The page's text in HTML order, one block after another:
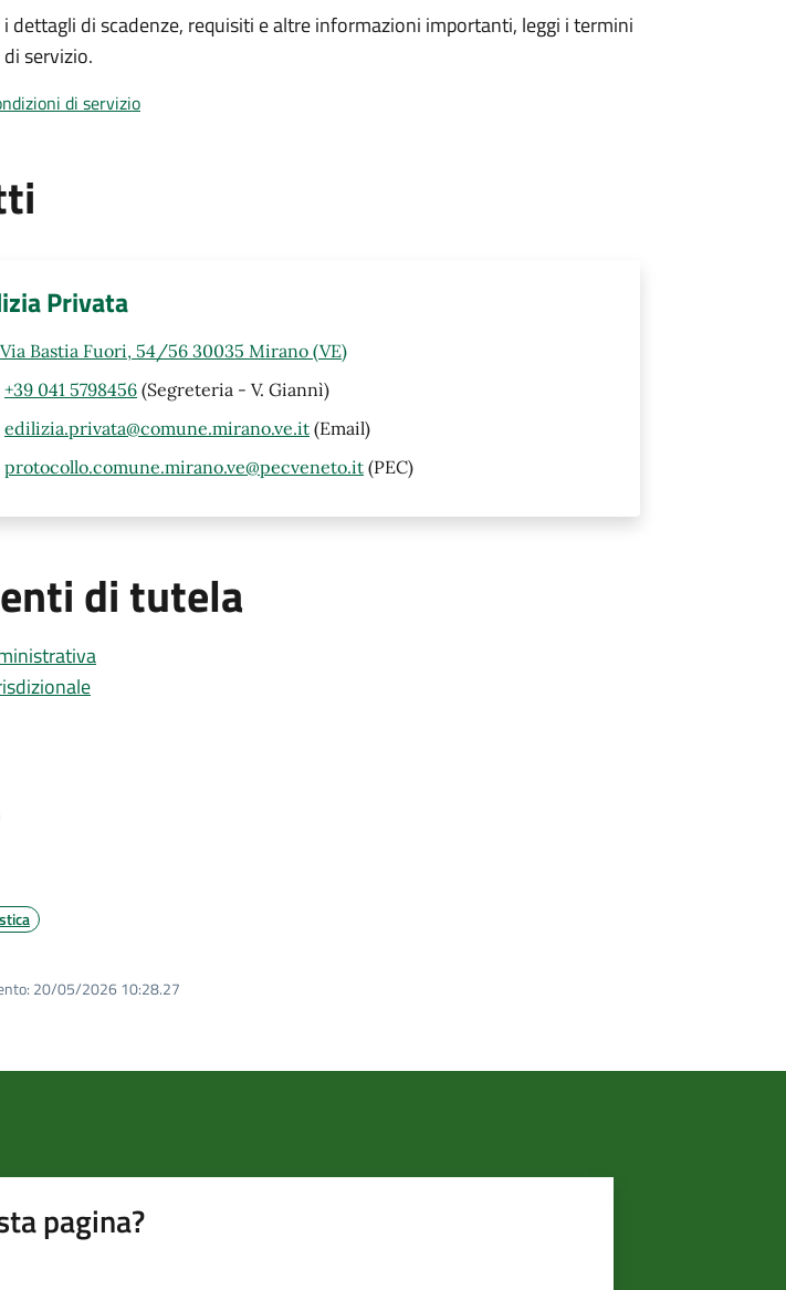
i dettagli di scadenze, requisiti e altre informazioni importanti, leggi i termini
servizio.
di servizio
Privata
Via Bastia Fuori, 54/56 30035 Mirano (VE)
+39 041 5798456 (Segreteria - V. Giannì)
edilizia.privata@comune.mirano.ve.it (Email)
protocollo.comune.mirano.ve@pecveneto.it (PEC)
di tutela
20/05/2026 10:28.27
pagina?